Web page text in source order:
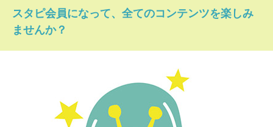
スタピ会員になって、全てのコンテンツを楽しみ
ませんか？